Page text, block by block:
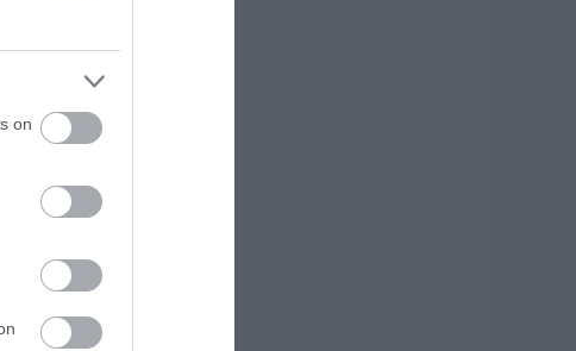
on
Εύβοια: Διέρρηξαν
προκάλεσαν
σοβαρές ζημιές σε
05.08.2026 | 19:20
για να ζήσεις τη
Σαντορίνη από τη
05.08.2026 | 19:00